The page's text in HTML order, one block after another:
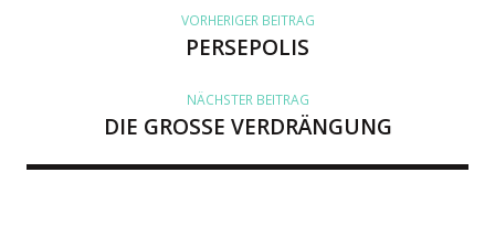
VORHERIGER BEITRAG
PERSEPOLIS
NÄCHSTER BEITRAG
DIE GROSSE VERDRÄNGUNG